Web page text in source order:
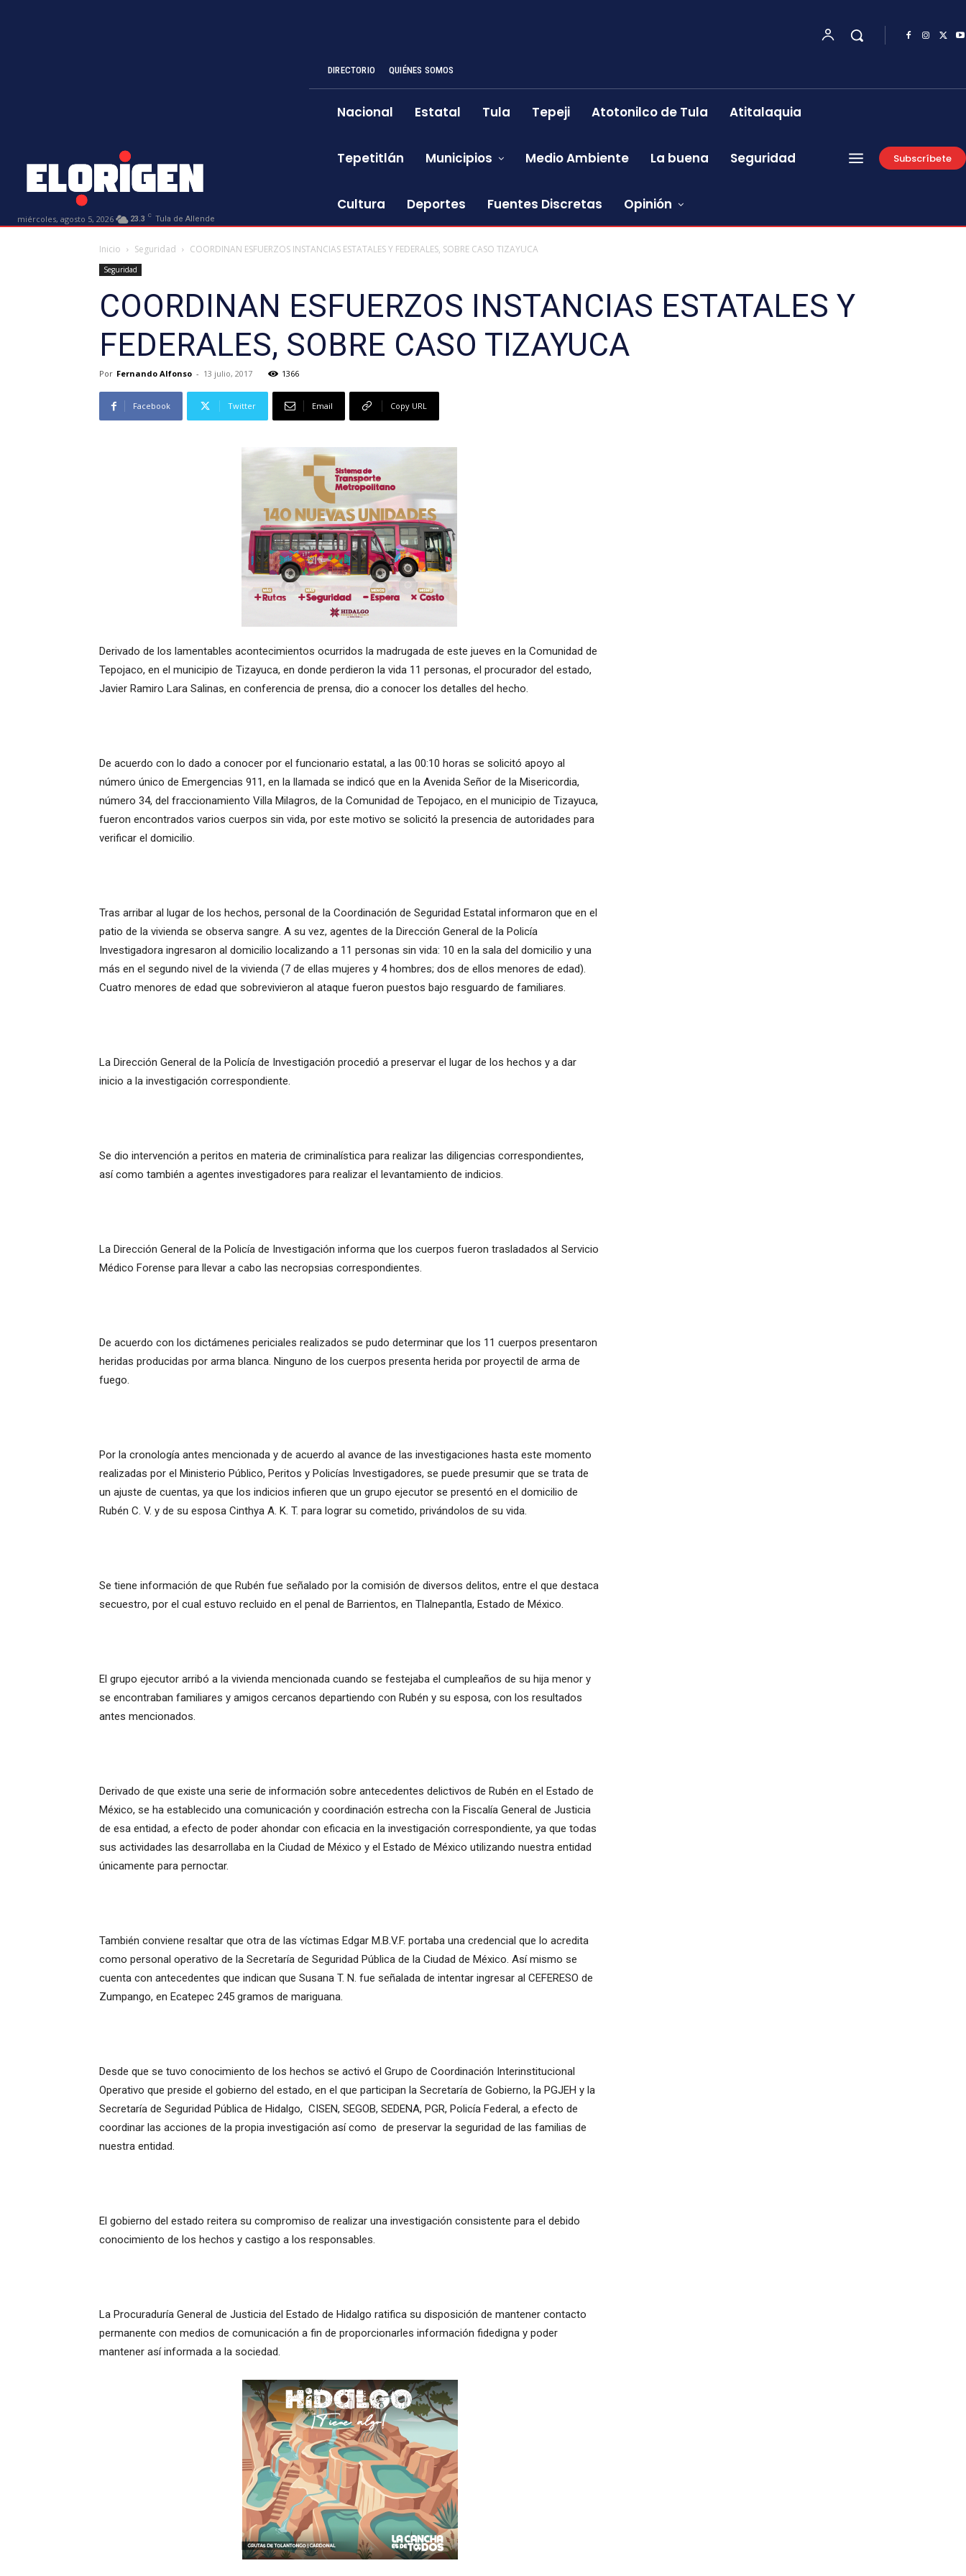
miércoles, agosto 5, 2026 23.3 C Tula de Allende
DIRECTORIO QUIÉNES SOMOS
Nacional Estatal Tula Tepeji Atotonilco de Tula Atitalaquia
Tepetitlán Municipios Medio Ambiente La buena Seguridad
Cultura Deportes Fuentes Discretas Opinión
Subscríbete
Inicio Seguridad COORDINAN ESFUERZOS INSTANCIAS ESTATALES Y FEDERALES, SOBRE CASO TIZAYUCA
Seguridad
COORDINAN ESFUERZOS INSTANCIAS ESTATALES Y
FEDERALES, SOBRE CASO TIZAYUCA
Por Fernando Alfonso - 13 julio, 2017 1366
Facebook Twitter Email Copy URL
Derivado de los lamentables acontecimientos ocurridos la madrugada de este jueves en la Comunidad de
Tepojaco, en el municipio de Tizayuca, en donde perdieron la vida 11 personas, el procurador del estado,
Javier Ramiro Lara Salinas, en conferencia de prensa, dio a conocer los detalles del hecho.
De acuerdo con lo dado a conocer por el funcionario estatal, a las 00:10 horas se solicitó apoyo al
número único de Emergencias 911, en la llamada se indicó que en la Avenida Señor de la Misericordia,
número 34, del fraccionamiento Villa Milagros, de la Comunidad de Tepojaco, en el municipio de Tizayuca,
fueron encontrados varios cuerpos sin vida, por este motivo se solicitó la presencia de autoridades para
verificar el domicilio.
Tras arribar al lugar de los hechos, personal de la Coordinación de Seguridad Estatal informaron que en el
patio de la vivienda se observa sangre. A su vez, agentes de la Dirección General de la Policía
Investigadora ingresaron al domicilio localizando a 11 personas sin vida: 10 en la sala del domicilio y una
más en el segundo nivel de la vivienda (7 de ellas mujeres y 4 hombres; dos de ellos menores de edad).
Cuatro menores de edad que sobrevivieron al ataque fueron puestos bajo resguardo de familiares.
La Dirección General de la Policía de Investigación procedió a preservar el lugar de los hechos y a dar
inicio a la investigación correspondiente.
Se dio intervención a peritos en materia de criminalística para realizar las diligencias correspondientes,
así como también a agentes investigadores para realizar el levantamiento de indicios.
La Dirección General de la Policía de Investigación informa que los cuerpos fueron trasladados al Servicio
Médico Forense para llevar a cabo las necropsias correspondientes.
De acuerdo con los dictámenes periciales realizados se pudo determinar que los 11 cuerpos presentaron
heridas producidas por arma blanca. Ninguno de los cuerpos presenta herida por proyectil de arma de
fuego.
Por la cronología antes mencionada y de acuerdo al avance de las investigaciones hasta este momento
realizadas por el Ministerio Público, Peritos y Policías Investigadores, se puede presumir que se trata de
un ajuste de cuentas, ya que los indicios infieren que un grupo ejecutor se presentó en el domicilio de
Rubén C. V. y de su esposa Cinthya A. K. T. para lograr su cometido, privándolos de su vida.
Se tiene información de que Rubén fue señalado por la comisión de diversos delitos, entre el que destaca
secuestro, por el cual estuvo recluido en el penal de Barrientos, en Tlalnepantla, Estado de México.
El grupo ejecutor arribó a la vivienda mencionada cuando se festejaba el cumpleaños de su hija menor y
se encontraban familiares y amigos cercanos departiendo con Rubén y su esposa, con los resultados
antes mencionados.
Derivado de que existe una serie de información sobre antecedentes delictivos de Rubén en el Estado de
México, se ha establecido una comunicación y coordinación estrecha con la Fiscalía General de Justicia
de esa entidad, a efecto de poder ahondar con eficacia en la investigación correspondiente, ya que todas
sus actividades las desarrollaba en la Ciudad de México y el Estado de México utilizando nuestra entidad
únicamente para pernoctar.
También conviene resaltar que otra de las víctimas Edgar M.B.V.F. portaba una credencial que lo acredita
como personal operativo de la Secretaría de Seguridad Pública de la Ciudad de México. Así mismo se
cuenta con antecedentes que indican que Susana T. N. fue señalada de intentar ingresar al CEFERESO de
Zumpango, en Ecatepec 245 gramos de mariguana.
Desde que se tuvo conocimiento de los hechos se activó el Grupo de Coordinación Interinstitucional
Operativo que preside el gobierno del estado, en el que participan la Secretaría de Gobierno, la PGJEH y la
Secretaría de Seguridad Pública de Hidalgo, CISEN, SEGOB, SEDENA, PGR, Policía Federal, a efecto de
coordinar las acciones de la propia investigación así como de preservar la seguridad de las familias de
nuestra entidad.
El gobierno del estado reitera su compromiso de realizar una investigación consistente para el debido
conocimiento de los hechos y castigo a los responsables.
La Procuraduría General de Justicia del Estado de Hidalgo ratifica su disposición de mantener contacto
permanente con medios de comunicación a fin de proporcionarles información fidedigna y poder
mantener así informada a la sociedad.